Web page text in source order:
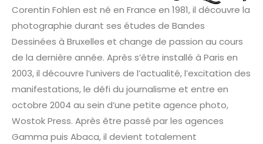
Corentin Fohlen est né en France en 1981, il découvre la
photographie durant ses études de Bandes
Dessinées à Bruxelles et change de passion au cours
de la dernière année. Après s’être installé à Paris en
2003, il découvre l’univers de l’actualité, l’excitation des
manifestations, le défi du journalisme et entre en
octobre 2004 au sein d’une petite agence photo,
Wostok Press. Après être passé par les agences
Gamma puis Abaca, il devient totalement